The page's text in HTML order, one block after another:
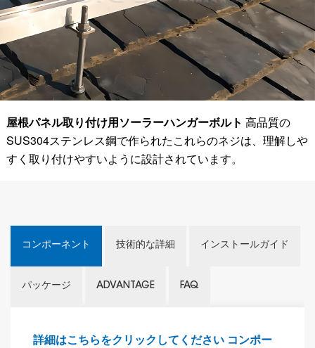
屋根パネル取り付け用ソーラーハンガーボルト 高品質の
SUS304ステンレス鋼で作られたこれらのネジは、理解しや
すく取り付けやすいように設計されています。
コンポーネント 技術的な詳細 インストールガイド
パッケージ ADVANTAGE FAQ
詳細はこちらをクリックしてください コンポー